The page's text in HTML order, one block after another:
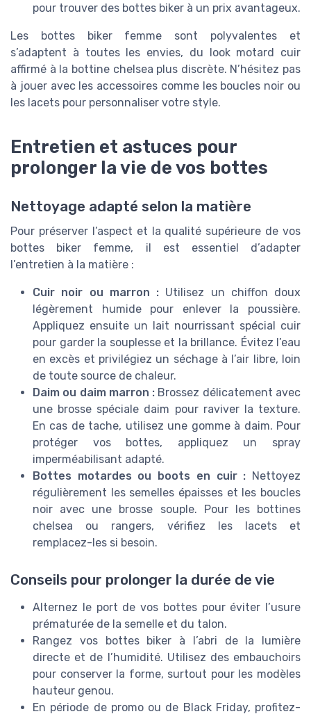
pour trouver des bottes biker à un prix avantageux.
Les bottes biker femme sont polyvalentes et
s’adaptent à toutes les envies, du look motard cuir
affirmé à la bottine chelsea plus discrète. N’hésitez pas
à jouer avec les accessoires comme les boucles noir ou
les lacets pour personnaliser votre style.
Entretien et astuces pour
prolonger la vie de vos bottes
Nettoyage adapté selon la matière
Pour préserver l’aspect et la qualité supérieure de vos
bottes biker femme, il est essentiel d’adapter
l’entretien à la matière :
Cuir noir ou marron : Utilisez un chiffon doux
légèrement humide pour enlever la poussière.
Appliquez ensuite un lait nourrissant spécial cuir
pour garder la souplesse et la brillance. Évitez l’eau
en excès et privilégiez un séchage à l’air libre, loin
de toute source de chaleur.
Daim ou daim marron : Brossez délicatement avec
une brosse spéciale daim pour raviver la texture.
En cas de tache, utilisez une gomme à daim. Pour
protéger vos bottes, appliquez un spray
imperméabilisant adapté.
Bottes motardes ou boots en cuir : Nettoyez
régulièrement les semelles épaisses et les boucles
noir avec une brosse souple. Pour les bottines
chelsea ou rangers, vérifiez les lacets et
remplacez-les si besoin.
Conseils pour prolonger la durée de vie
Alternez le port de vos bottes pour éviter l’usure
prématurée de la semelle et du talon.
Rangez vos bottes biker à l’abri de la lumière
directe et de l’humidité. Utilisez des embauchoirs
pour conserver la forme, surtout pour les modèles
hauteur genou.
En période de promo ou de Black Friday, profitez-